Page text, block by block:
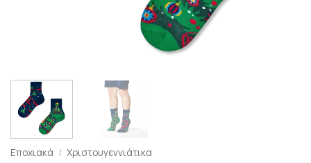
Εποχιακά / Χριστουγεννιάτικα